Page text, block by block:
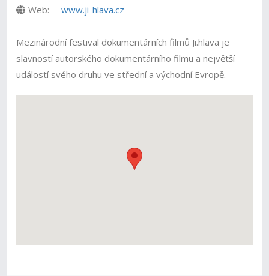
Web:
www.ji-hlava.cz
Mezinárodní festival dokumentárních filmů Ji.hlava je
slavností autorského dokumentárního filmu a největší
událostí svého druhu ve střední a východní Evropě.